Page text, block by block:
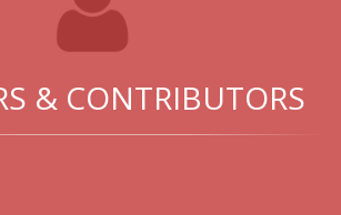
& CONTRIBUTORS